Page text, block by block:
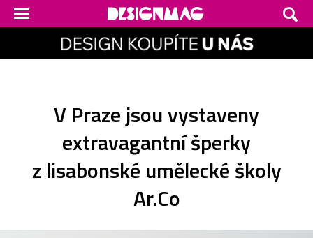
V Praze jsou vystaveny
extravagantní šperky
z lisabonské umělecké školy
Ar.Co